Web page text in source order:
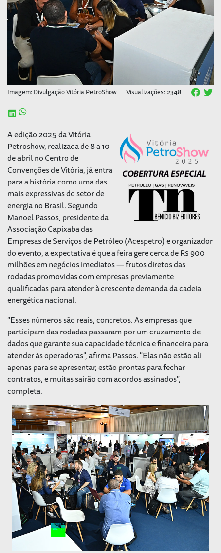
Imagem: Divulgação Vitória PetroShow Visualizações: 2348
A edição 2025 da Vitória
Petroshow, realizada de 8 a 10
de abril no Centro de
Convenções de Vitória, já entra
para a história como uma das
mais expressivas do setor de
energia no Brasil. Segundo
Manoel Passos, presidente da
Associação Capixaba das
Empresas de Serviços de Petróleo (Acespetro) e organizador
do evento, a expectativa é que a feira gere cerca de R$ 900
milhões em negócios imediatos — frutos diretos das
rodadas promovidas com empresas previamente
qualificadas para atender à crescente demanda da cadeia
energética nacional.
"Esses números são reais, concretos. As empresas que
participam das rodadas passaram por um cruzamento de
dados que garante sua capacidade técnica e financeira para
atender às operadoras", afirma Passos. "Elas não estão ali
apenas para se apresentar, estão prontas para fechar
contratos, e muitas sairão com acordos assinados",
completa.